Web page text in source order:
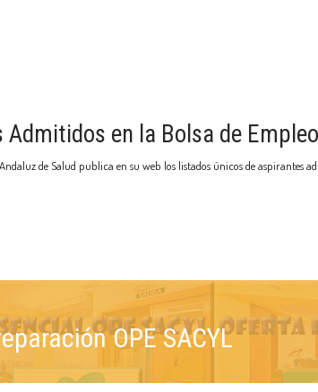
en la Bolsa de
de Salud publica en su web los listados únicos de
OPE SACYL